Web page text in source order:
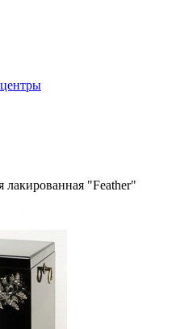
"Feather"